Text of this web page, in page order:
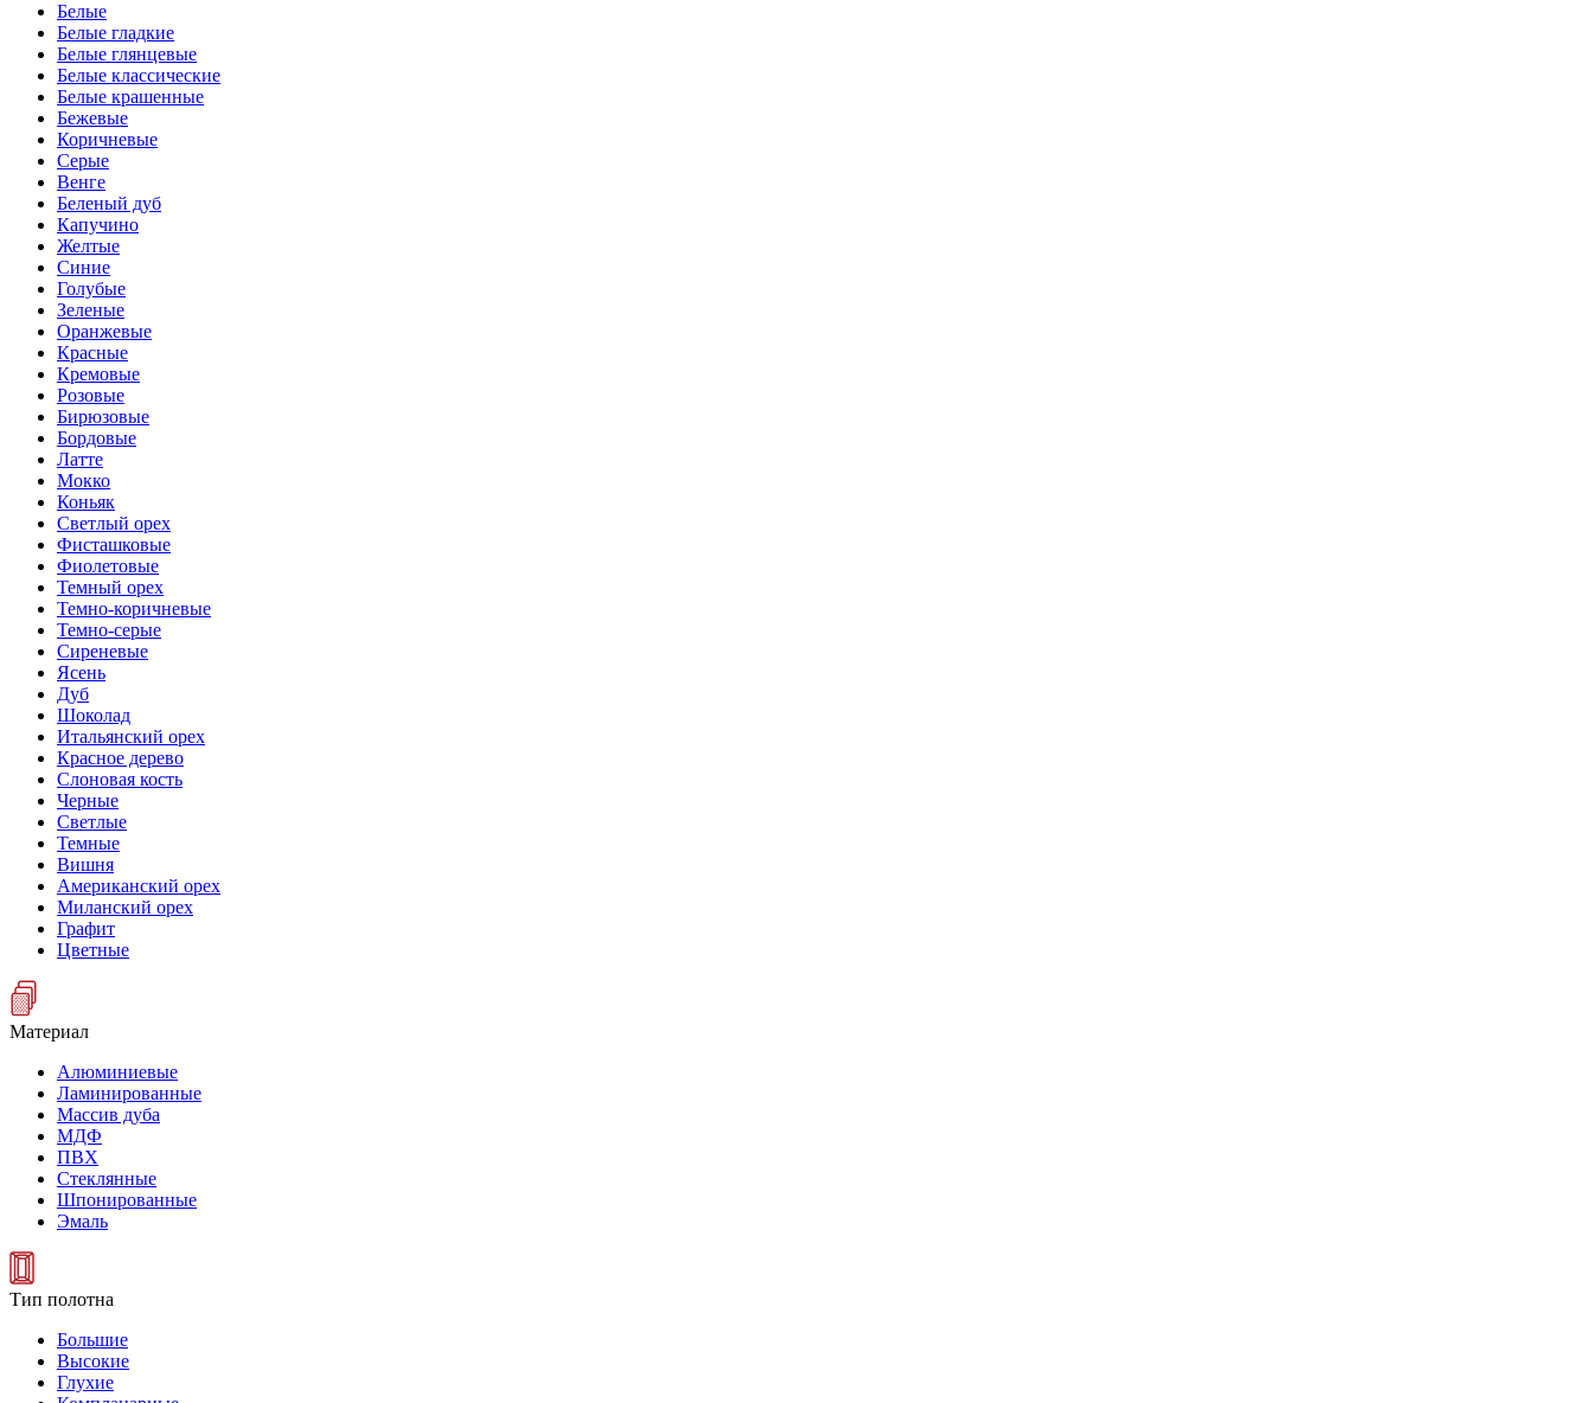
Белые
Белые гладкие
Белые глянцевые
Белые классические
Белые крашенные
Бежевые
Коричневые
Серые
Венге
Беленый дуб
Капучино
Желтые
Синие
Голубые
Зеленые
Оранжевые
Красные
Кремовые
Розовые
Бирюзовые
Бордовые
Латте
Мокко
Коньяк
Светлый орех
Фисташковые
Фиолетовые
Темный орех
Темно-коричневые
Темно-серые
Сиреневые
Ясень
Дуб
Шоколад
Итальянский орех
Красное дерево
Слоновая кость
Черные
Светлые
Темные
Вишня
Американский орех
Миланский орех
Графит
Цветные
Материал
Алюминиевые
Ламинированные
Массив дуба
МДФ
ПВХ
Стеклянные
Шпонированные
Эмаль
Тип полотна
Большие
Высокие
Глухие